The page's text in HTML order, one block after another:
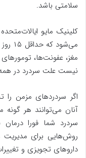
سلامتی باشد.
کلینیک مایو
مغز، عفونت‌ها،
نیست علت سردرد در
اگر سردردهای مزمن را
آنان می‌توانند هر
سردرد شما فورا
روش‌هایی برای مدیریت
داروهای تجویزی و